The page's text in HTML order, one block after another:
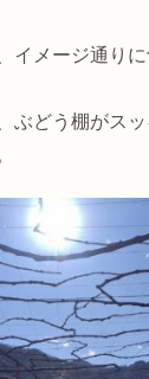
イメージ通り
ぶどう棚がス